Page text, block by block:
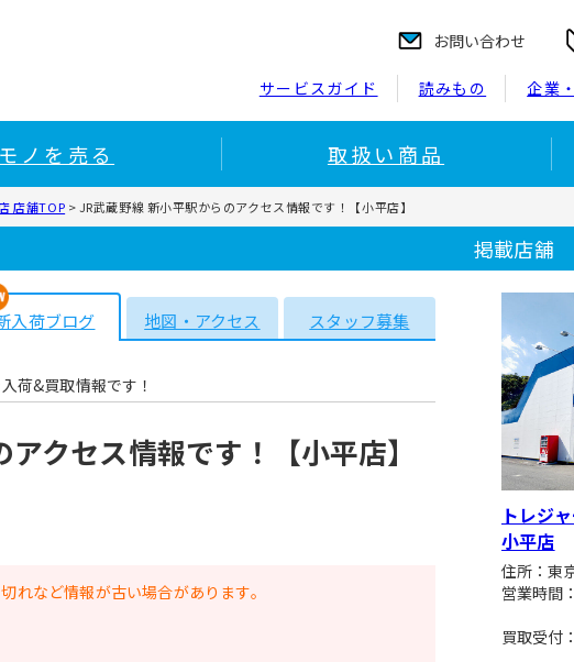
お問い合わせ
サービスガイド 読みもの 企業
モノを売る 取扱い商品
店舗TOP >JR武蔵野線 新小平駅からのアクセス情報です！【小平店】
入荷ブログ 地図・アクセス スタッフ募集
荷&買取情報です！
クセス情報です！【小平店】
れなど情報が古い場合があります。
掲載店舗
トレジ
小平店
住所：東
営業時間
買取受付